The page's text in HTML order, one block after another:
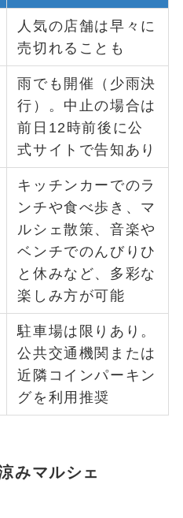
人気の店舗は早々に
売切れることも
雨でも開催（少雨決
行）。中止の場合は
前日12時前後に公
式サイトで告知あり
キッチンカーでのラ
ンチや食べ歩き、マ
ルシェ散策、音楽や
ベンチでのんびりひ
と休みなど、多彩な
楽しみ方が可能
駐車場は限りあり。
公共交通機関または
近隣コインパーキン
グを利用推奨
みマルシェ